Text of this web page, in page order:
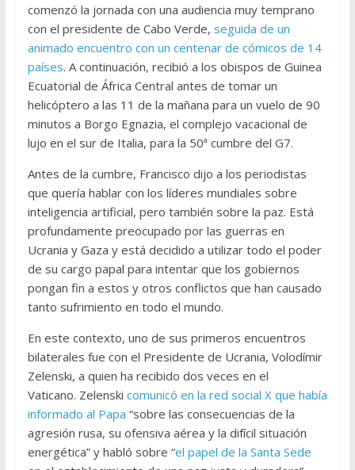
comenzó la jornada con una audiencia muy temprano
con el presidente de Cabo Verde, seguida de un
animado encuentro con un centenar de cómicos de 14
países. A continuación, recibió a los obispos de Guinea
Ecuatorial de África Central antes de tomar un
helicóptero a las 11 de la mañana para un vuelo de 90
minutos a Borgo Egnazia, el complejo vacacional de
lujo en el sur de Italia, para la 50ª cumbre del G7.
Antes de la cumbre, Francisco dijo a los periodistas
que quería hablar con los líderes mundiales sobre
inteligencia artificial, pero también sobre la paz. Está
profundamente preocupado por las guerras en
Ucrania y Gaza y está decidido a utilizar todo el poder
de su cargo papal para intentar que los gobiernos
pongan fin a estos y otros conflictos que han causado
tanto sufrimiento en todo el mundo.
En este contexto, uno de sus primeros encuentros
bilaterales fue con el Presidente de Ucrania, Volodímir
Zelenski, a quien ha recibido dos veces en el
Vaticano. Zelenski comunicó en la red social X que había
informado al Papa “sobre las consecuencias de la
agresión rusa, su ofensiva aérea y la difícil situación
energética” y habló sobre “el papel de la Santa Sede